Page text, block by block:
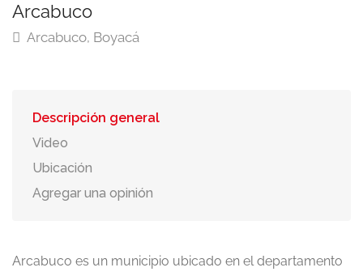
Arcabuco
Arcabuco, Boyacá
Descripción general
Video
Ubicación
Agregar una opinión
Arcabuco es un municipio ubicado en el departamento